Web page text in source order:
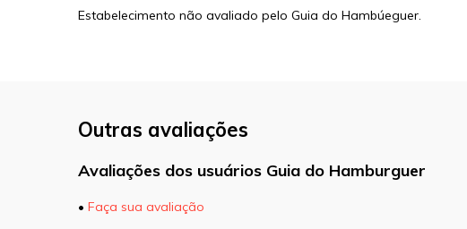
Estabelecimento não avaliado pelo Guia do Hambúeguer.
Outras avaliações
Avaliações dos usuários Guia do Hamburguer
• Faça sua avaliação